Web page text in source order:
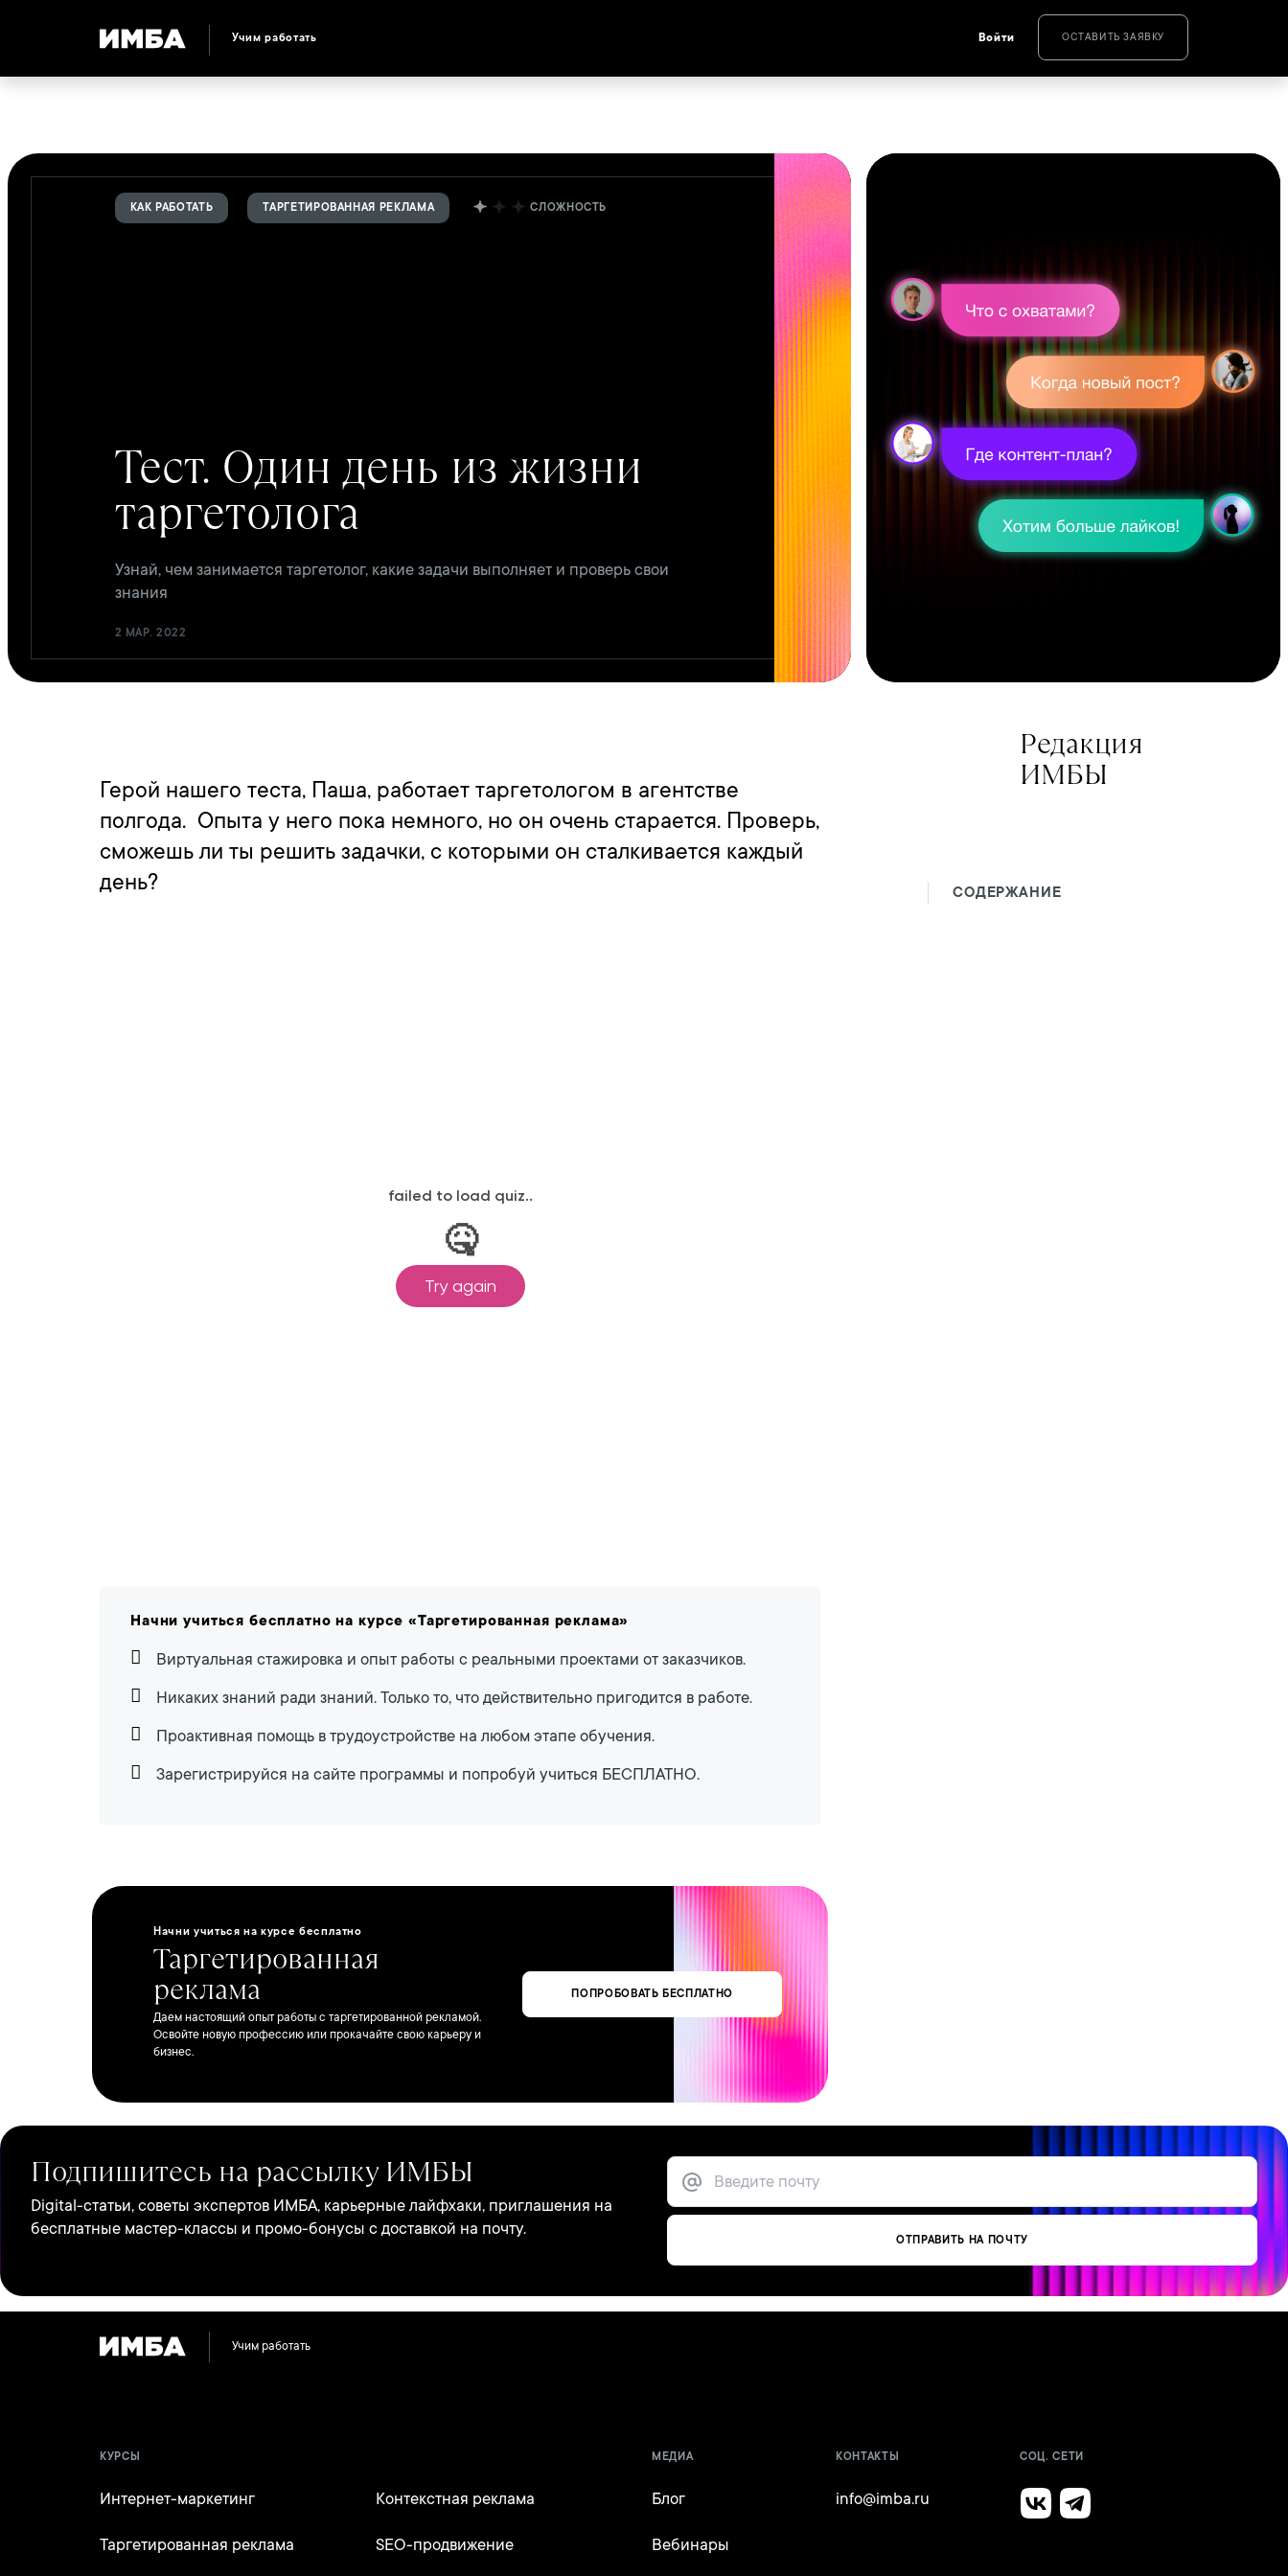
Учим работать Войти ОСТАВИТЬ ЗАЯВКУ
КАК РАБОТАТЬ ТАРГЕТИРОВАННАЯ РЕКЛАМА СЛОЖНОСТЬ
Тест. Один день из жизни
таргетолога
Узнай, чем занимается таргетолог, какие задачи выполняет и проверь свои
знания
2 МАР. 2022
Редакция
ИМБЫ
СОДЕРЖАНИЕ
Герой нашего теста, Паша, работает таргетологом в агентстве
полгода. Опыта у него пока немного, но он очень старается. Проверь,
сможешь ли ты решить задачки, с которыми он сталкивается каждый
день?
Начни учиться бесплатно на курсе «Таргетированная реклама»
Виртуальная стажировка и опыт работы с реальными проектами от заказчиков.
Никаких знаний ради знаний. Только то, что действительно пригодится в работе.
Проактивная помощь в трудоустройстве на любом этапе обучения.
Зарегистрируйся на сайте программы и попробуй учиться БЕСПЛАТНО.
Начни учиться на курсе бесплатно
Таргетированная
реклама
Даем настоящий опыт работы с таргетированной рекламой.
Освойте новую профессию или прокачайте свою карьеру и
бизнес.
ПОПРОБОВАТЬ БЕСПЛАТНО
Подпишитесь на рассылку ИМБЫ
Digital-статьи, советы экспертов ИМБА, карьерные лайфхаки, приглашения на
бесплатные мастер-классы и промо-бонусы с доставкой на почту.
ОТПРАВИТЬ НА ПОЧТУ
Учим работать
КУРСЫ
Интернет-маркетинг
Таргетированная реклама
Контекстная реклама
SEO-продвижение
МЕДИА
Блог
Вебинары
КОНТАКТЫ
info@imba.ru
СОЦ. СЕТИ